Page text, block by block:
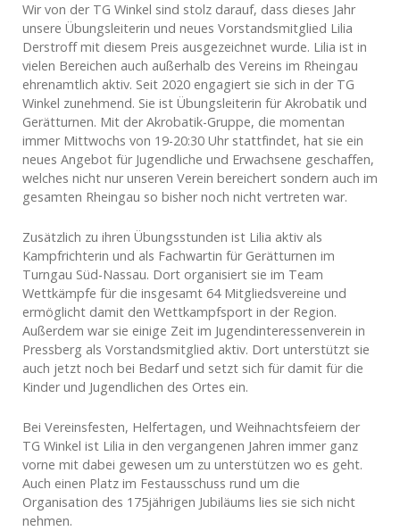
Wir von der TG Winkel sind stolz darauf, dass dieses Jahr
unsere Übungsleiterin und neues Vorstandsmitglied Lilia
Derstroff mit diesem Preis ausgezeichnet wurde. Lilia ist in
vielen Bereichen auch außerhalb des Vereins im Rheingau
ehrenamtlich aktiv. Seit 2020 engagiert sie sich in der TG
Winkel zunehmend. Sie ist Übungsleiterin für Akrobatik und
Gerätturnen. Mit der Akrobatik-Gruppe, die momentan
immer Mittwochs von 19-20:30 Uhr stattfindet, hat sie ein
neues Angebot für Jugendliche und Erwachsene geschaffen,
welches nicht nur unseren Verein bereichert sondern auch im
gesamten Rheingau so bisher noch nicht vertreten war.
Zusätzlich zu ihren Übungsstunden ist Lilia aktiv als
Kampfrichterin und als Fachwartin für Gerätturnen im
Turngau Süd-Nassau. Dort organisiert sie im Team
Wettkämpfe für die insgesamt 64 Mitgliedsvereine und
ermöglicht damit den Wettkampfsport in der Region.
Außerdem war sie einige Zeit im Jugendinteressenverein in
Pressberg als Vorstandsmitglied aktiv. Dort unterstützt sie
auch jetzt noch bei Bedarf und setzt sich für damit für die
Kinder und Jugendlichen des Ortes ein.
Bei Vereinsfesten, Helfertagen, und Weihnachtsfeiern der
TG Winkel ist Lilia in den vergangenen Jahren immer ganz
vorne mit dabei gewesen um zu unterstützen wo es geht.
Auch einen Platz im Festausschuss rund um die
Organisation des 175jährigen Jubiläums lies sie sich nicht
nehmen.